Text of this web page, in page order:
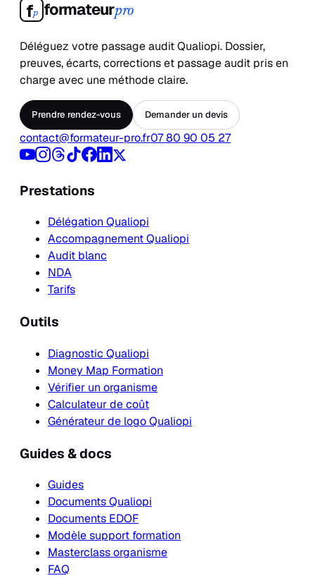
fp formateurpro
Déléguez votre passage audit Qualiopi. Dossier,
preuves, écarts, corrections et passage audit pris en
charge avec une méthode claire.
Prendre rendez-vous Demander un devis
contact@formateur-pro.fr07 80 90 05 27
Prestations
Délégation Qualiopi
Accompagnement Qualiopi
Audit blanc
NDA
Tarifs
Outils
Diagnostic Qualiopi
Money Map Formation
Vérifier un organisme
Calculateur de coût
Générateur de logo Qualiopi
Guides & docs
Guides
Documents Qualiopi
Documents EDOF
Modèle support formation
Masterclass organisme
FAQ